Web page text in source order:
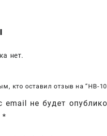
нет.
кто оставил отзыв на “НВ-
email не будет
*